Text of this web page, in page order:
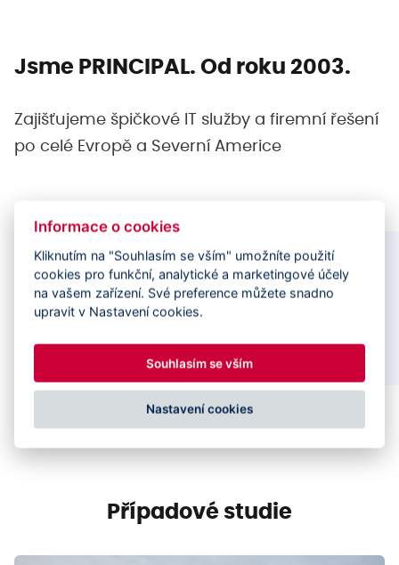
Jsme PRINCIPAL. Od roku 2003.
Zajišťujeme špičkové IT služby a firemní řešení
po celé Evropě a Severní Americe
575
odborníků na
150+
klientů
Případové studie
Informace o cookies
Kliknutím na "Souhlasím se vším" umožníte použití
cookies pro funkční, analytické a marketingové účely
na vašem zařízení. Své preference můžete snadno
upravit v Nastavení cookies.
Souhlasím se vším
Nastavení cookies